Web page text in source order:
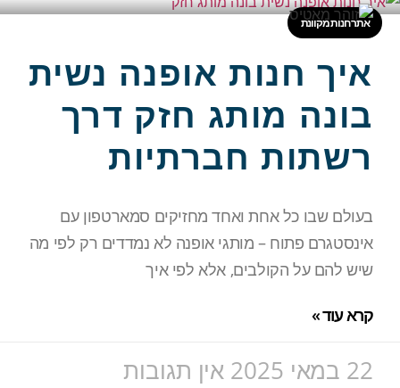
אתר חנות מקוונת
איך חנות אופנה נשית
בונה מותג חזק דרך
רשתות חברתיות
בעולם שבו כל אחת ואחד מחזיקים סמארטפון עם
אינסטגרם פתוח – מותגי אופנה לא נמדדים רק לפי מה
שיש להם על הקולבים, אלא לפי איך
קרא עוד »
22 במאי 2025 אין תגובות